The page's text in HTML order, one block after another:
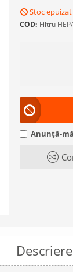
Stoc epuizat
COD: Filtru
Anunță-
Descriere